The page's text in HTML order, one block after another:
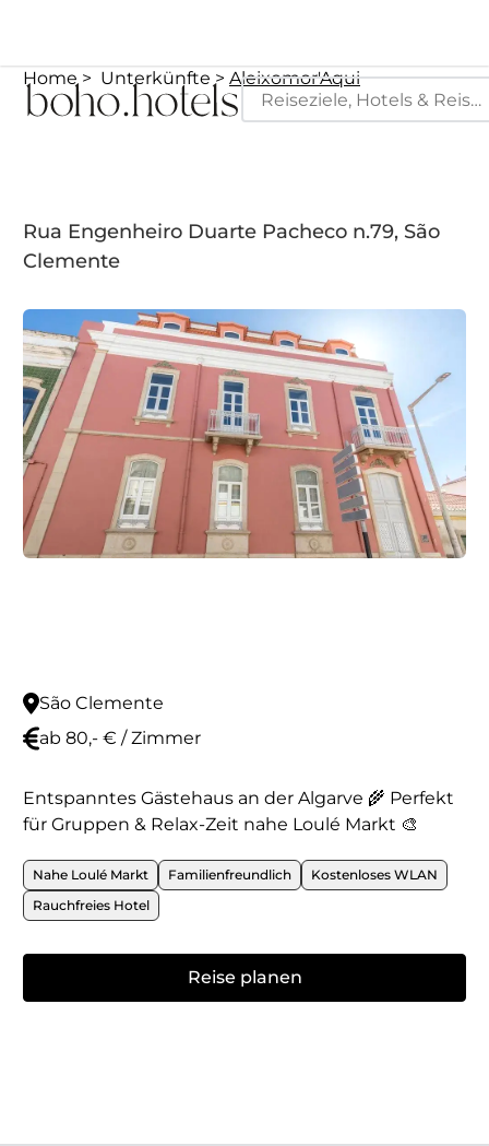
Home Unterkünfte Aleixomor'Aqui
Rua Engenheiro Duarte Pacheco n.79, São
Clemente
São Clemente
ab 80,- € / Zimmer
Entspanntes Gästehaus an der Algarve 🌾 Perfekt
für Gruppen & Relax-Zeit nahe Loulé Markt 🎨
Nahe Loulé Markt Familienfreundlich
Kostenloses WLAN
Rauchfreies Hotel
Reise planen